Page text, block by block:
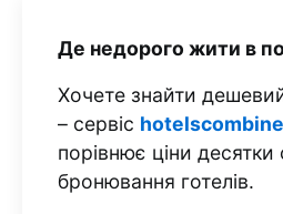
Де недорого жити в
Хочете знайти
– сервіс
порівнює ціни десятки
бронювання готелів.